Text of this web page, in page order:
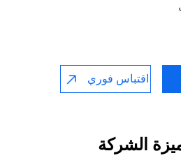
اقتباس فوري